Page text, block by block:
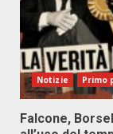
Notizie Primo
Falcone,